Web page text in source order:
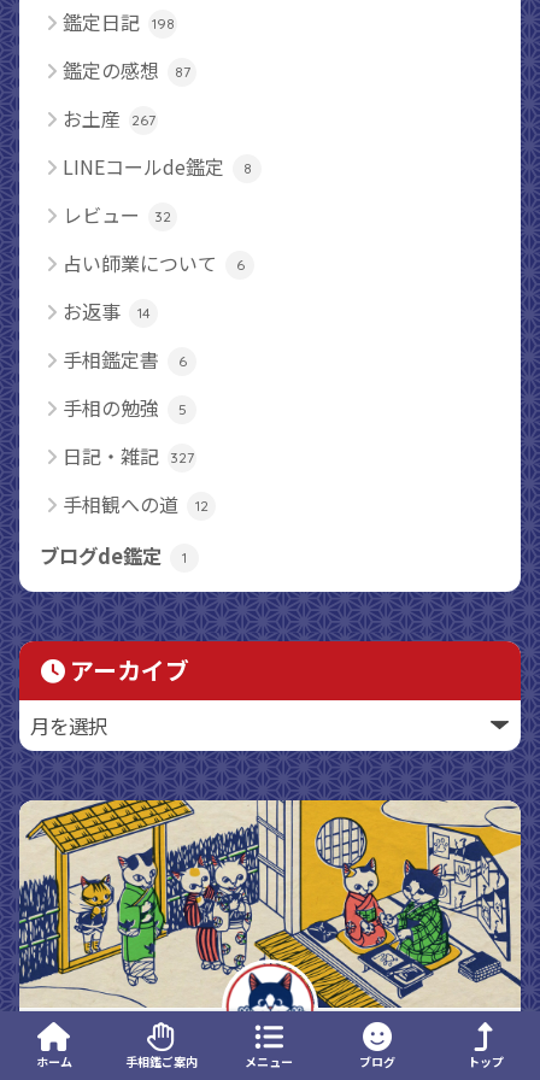
鑑定日記 198
鑑定の感想 87
お土産 267
LINEコールde鑑定 8
レビュー 32
占い師業について 6
お返事 14
手相鑑定書 6
手相の勉強 5
日記・雑記 327
手相観への道 12
ブログde鑑定 1
アーカイブ
ホーム 手相鑑ご案内 メニュー ブログ トップ